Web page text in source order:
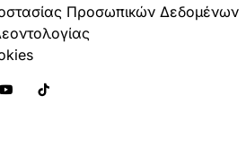
Προσωπικών Δεδομένων